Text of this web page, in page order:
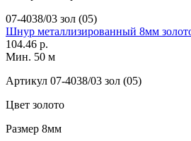
07-4038/03 зол (05)
Шнур металлизированный 8мм
104.46 р.
Мин. 50 м
Артикул 07-4038/03 зол (05)
Цвет золото
Размер 8мм